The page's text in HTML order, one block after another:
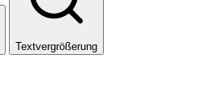
Textvergrößerung